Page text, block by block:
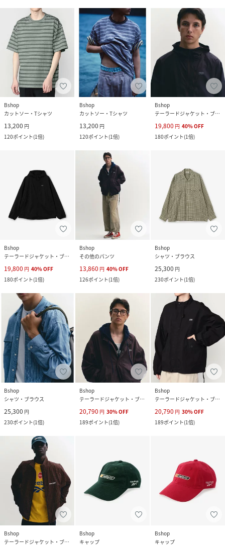
Bshop
カットソー・Tシャツ
13,200 円
120ポイント(1倍)
Bshop
カットソー・Tシャツ
13,200 円
120ポイント(1倍)
Bshop
テーラードジャケット・ブレザー
19,800 円 40%OFF
180ポイント(1倍)
Bshop
テーラードジャケット・ブレザー
19,800 円 40%OFF
180ポイント(1倍)
Bshop
その他のパンツ
13,860 円 40%OFF
126ポイント(1倍)
Bshop
シャツ・ブラウス
25,300 円
230ポイント(1倍)
Bshop
シャツ・ブラウス
25,300 円
230ポイント(1倍)
Bshop
テーラードジャケット・ブレザー
20,790 円 30%OFF
189ポイント(1倍)
Bshop
テーラードジャケット・ブレザー
20,790 円 30%OFF
189ポイント(1倍)
Bshop
テーラードジャケット・ブレザー
Bshop
キャップ
Bshop
キャップ